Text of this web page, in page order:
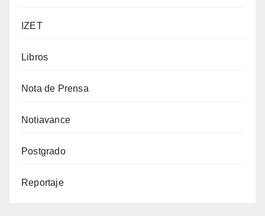
IZET
Libros
Nota de Prensa
Notiavance
Postgrado
Reportaje